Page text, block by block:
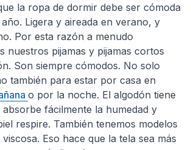
la ropa de dormir debe ser cómoda
Ligera y aireada en verano, y
Por esta razón a menudo
nuestros pijamas y pijamas cortos
Son siempre cómodos. No solo
también para estar por casa en
o por la noche. El algodón tiene
fácilmente la humedad y
respire. También tenemos modelos
Eso hace que la tela sea más